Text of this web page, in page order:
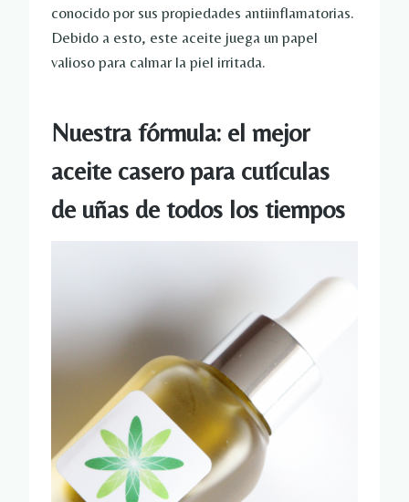
conocido por sus propiedades antiinflamatorias.
Debido a esto, este aceite juega un papel
valioso para calmar la piel irritada.
Nuestra fórmula: el mejor
aceite casero para cutículas
de uñas de todos los tiempos